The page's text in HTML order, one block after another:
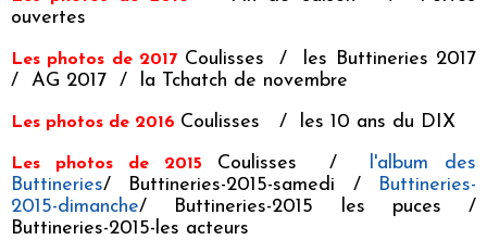
ouvertes
Les photos de 2017 Coulisses / les Buttineries 2017
/ AG 2017 / la Tchatch de novembre
Les photos de 2016 Coulisses / les 10 ans du DIX
Les photos de 2015 Coulisses / l'album des
Buttineries/ Buttineries-2015-samedi /
Buttineries-
2015-dimanche/ Buttineries-2015 les puces /
Buttineries-2015-les acteurs